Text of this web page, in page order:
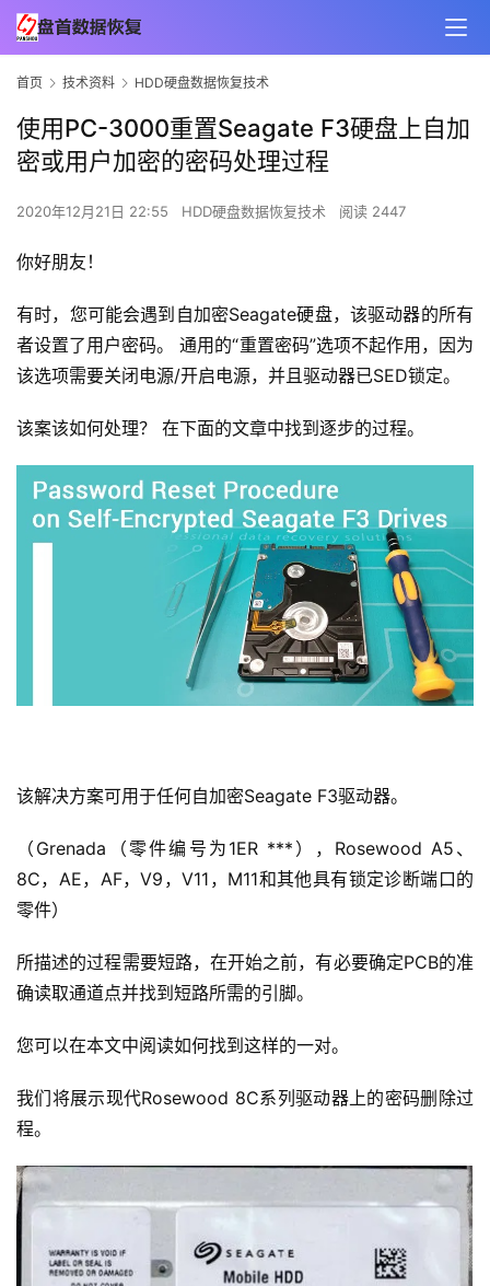
首页 技术资料 HDD硬盘数据恢复技术
使用PC-3000重置Seagate F3硬盘上自加
密或用户加密的密码处理过程
2020年12月21日 22:55 HDD硬盘数据恢复技术 阅读 2447
你好朋友！
有时，您可能会遇到自加密Seagate硬盘，该驱动器的所有
者设置了用户密码。 通用的“重置密码”选项不起作用，因为
该选项需要关闭电源/开启电源，并且驱动器已SED锁定。
该案该如何处理？ 在下面的文章中找到逐步的过程。
该解决方案可用于任何自加密Seagate F3驱动器。
（Grenada（零件编号为1ER ***），Rosewood A5、
8C，AE，AF，V9，V11，M11和其他具有锁定诊断端口的
零件）
所描述的过程需要短路，在开始之前，有必要确定PCB的准
确读取通道点并找到短路所需的引脚。
您可以在本文中阅读如何找到这样的一对。
我们将展示现代Rosewood 8C系列驱动器上的密码删除过
程。